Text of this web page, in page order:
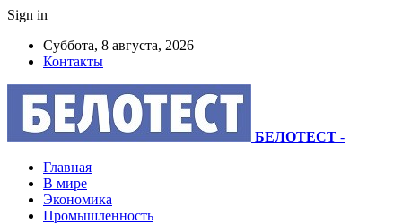
Sign in
Суббота, 8 августа, 2026
Контакты
БЕЛОТЕСТ -
Главная
В мире
Экономика
Промышленность